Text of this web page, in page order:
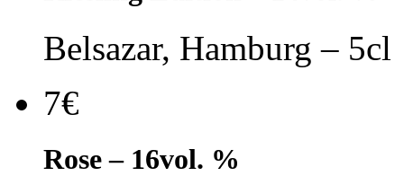
Belsazar, Hamburg – 5cl
7€
Rose – 16vol. %